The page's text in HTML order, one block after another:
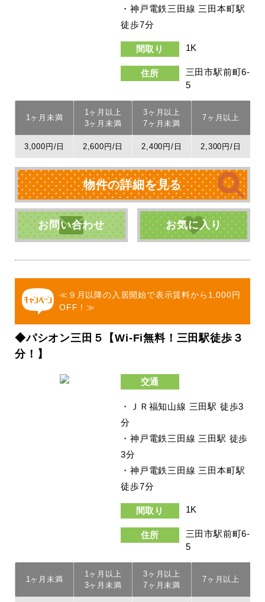
・神戸電鉄三田線 三田本町駅
徒歩7分
間取り 1K
住所
三田市駅前町6-
5
1ヶ月未満
1ヶ月以上
3ヶ月未満
3ヶ月以上
7ヶ月未満
7ヶ月以上
3,000円/日 2,600円/日 2,400円/日 2,300円/日
物件の詳細を見る
お問い合わせ お気に入り
≪９月以降の入居開始で表示賃料から1,000円
OFF！≫
◆パシオン三田５【Wi-Fi無料！三田駅徒歩３
分！】
交通
・ＪＲ福知山線 三田駅 徒歩3
分
・神戸電鉄三田線 三田駅 徒歩
3分
・神戸電鉄三田線 三田本町駅
徒歩7分
間取り 1K
住所
三田市駅前町6-
5
1ヶ月未満
1ヶ月以上
3ヶ月未満
3ヶ月以上
7ヶ月未満
7ヶ月以上